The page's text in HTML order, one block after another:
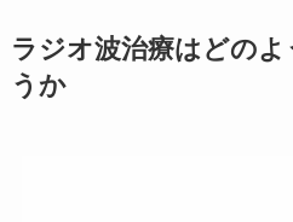
ラジオ波治療はどの
うか